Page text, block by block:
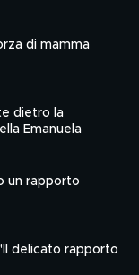
di mamma
dietro la
Emanuela
un rapporto
delicato rapporto